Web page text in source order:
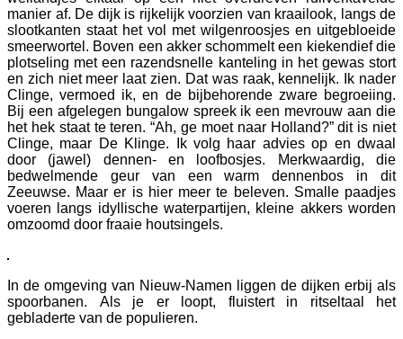
manier af. De dijk is rijkelijk voorzien van kraailook, langs de
slootkanten staat het vol met wilgenroosjes en uitgebloeide
smeerwortel. Boven een akker schommelt een kiekendief die
plotseling met een razendsnelle kanteling in het gewas stort
en zich niet meer laat zien. Dat was raak, kennelijk. Ik nader
Clinge, vermoed ik, en de bijbehorende zware begroeiing.
Bij een afgelegen bungalow spreek ik een mevrouw aan die
het hek staat te teren. “Ah, ge moet naar Holland?” dit is niet
Clinge, maar De Klinge. Ik volg haar advies op en dwaal
door (jawel) dennen- en loofbosjes. Merkwaardig, die
bedwelmende geur van een warm dennenbos in dit
Zeeuwse. Maar er is hier meer te beleven. Smalle paadjes
voeren langs idyllische waterpartijen, kleine akkers worden
omzoomd door fraaie houtsingels.
In de omgeving van Nieuw-Namen liggen de dijken erbij als
spoorbanen. Als je er loopt, fluistert in ritseltaal het
gebladerte van de populieren.